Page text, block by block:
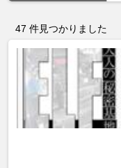
47 件見つかりました